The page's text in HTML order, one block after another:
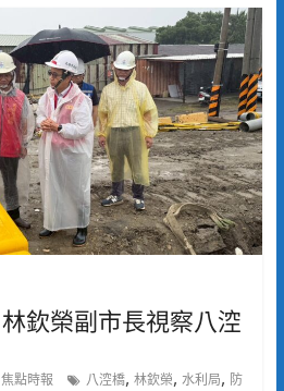
欽榮副市長視察八涳
焦點時報 八涳橋, 林欽榮, 水利局, 防